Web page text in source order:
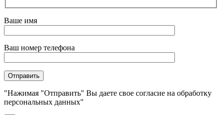
Ваше имя
Ваш номер телефона
"Нажимая "Отправить" Вы даете свое согласие на обработку
персональных данных"